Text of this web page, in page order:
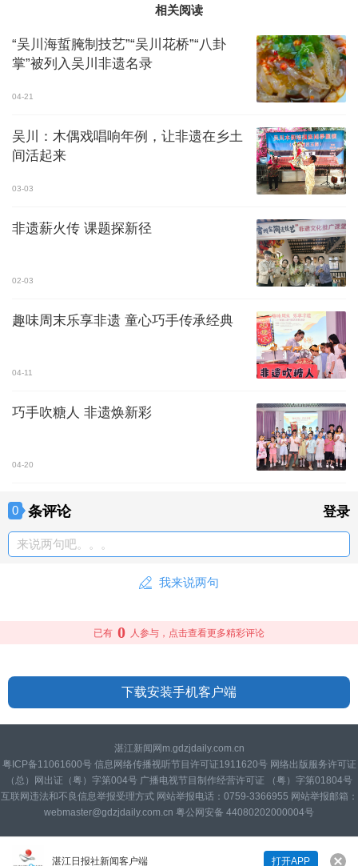
相关阅读
“吴川海蜇腌制技艺”“吴川花桥”“八卦
掌”被列入吴川非遗名录
04-21
吴川：木偶戏唱响年例，让非遗在乡土
间活起来
03-03
非遗薪火传 课题探新径
02-03
趣味周末乐享非遗 童心巧手传承经典
04-11
巧手吹糖人 非遗焕新彩
04-20
湛江日报社新闻客户端 打开APP
0 条评论 登录
来说两句吧。。。
我来说两句
已有 0 人参与，点击查看更多精彩评论
下载安装手机客户端
湛江新闻网m.gdzjdaily.com.cn
粤ICP备11061600号 信息网络传播视听节目许可证1911620号 网络出版服务许可证
（总）网出证（粤）字第004号 广播电视节目制作经营许可证 （粤）字第01804号
互联网违法和不良信息举报受理方式 网站举报电话：0759-3366955 网站举报邮箱：
webmaster@gdzjdaily.com.cn 粤公网安备 44080202000004号